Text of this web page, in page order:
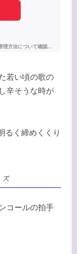
若い頃の歌の
辛そうな時が
るく締めくくり
コールの拍手